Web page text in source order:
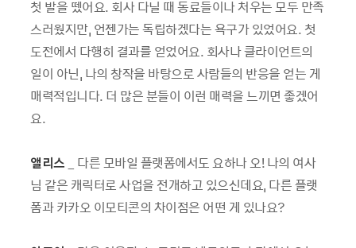
첫 발을 뗐어요. 회사 다닐 때 동료들이나 처우는 모두 만족
스러웠지만, 언젠가는 독립하겠다는 욕구가 있었어요. 첫
도전에서 다행히 결과를 얻었어요. 회사나 클라이언트의
일이 아닌, 나의 창작을 바탕으로 사람들의 반응을 얻는 게
매력적입니다. 더 많은 분들이 이런 매력을 느끼면 좋겠어
요.
앨리스 _ 다른 모바일 플랫폼에서도 요하나 오! 나의 여사
님 같은 캐릭터로 사업을 전개하고 있으신데요, 다른 플랫
폼과 카카오 이모티콘의 차이점은 어떤 게 있나요?